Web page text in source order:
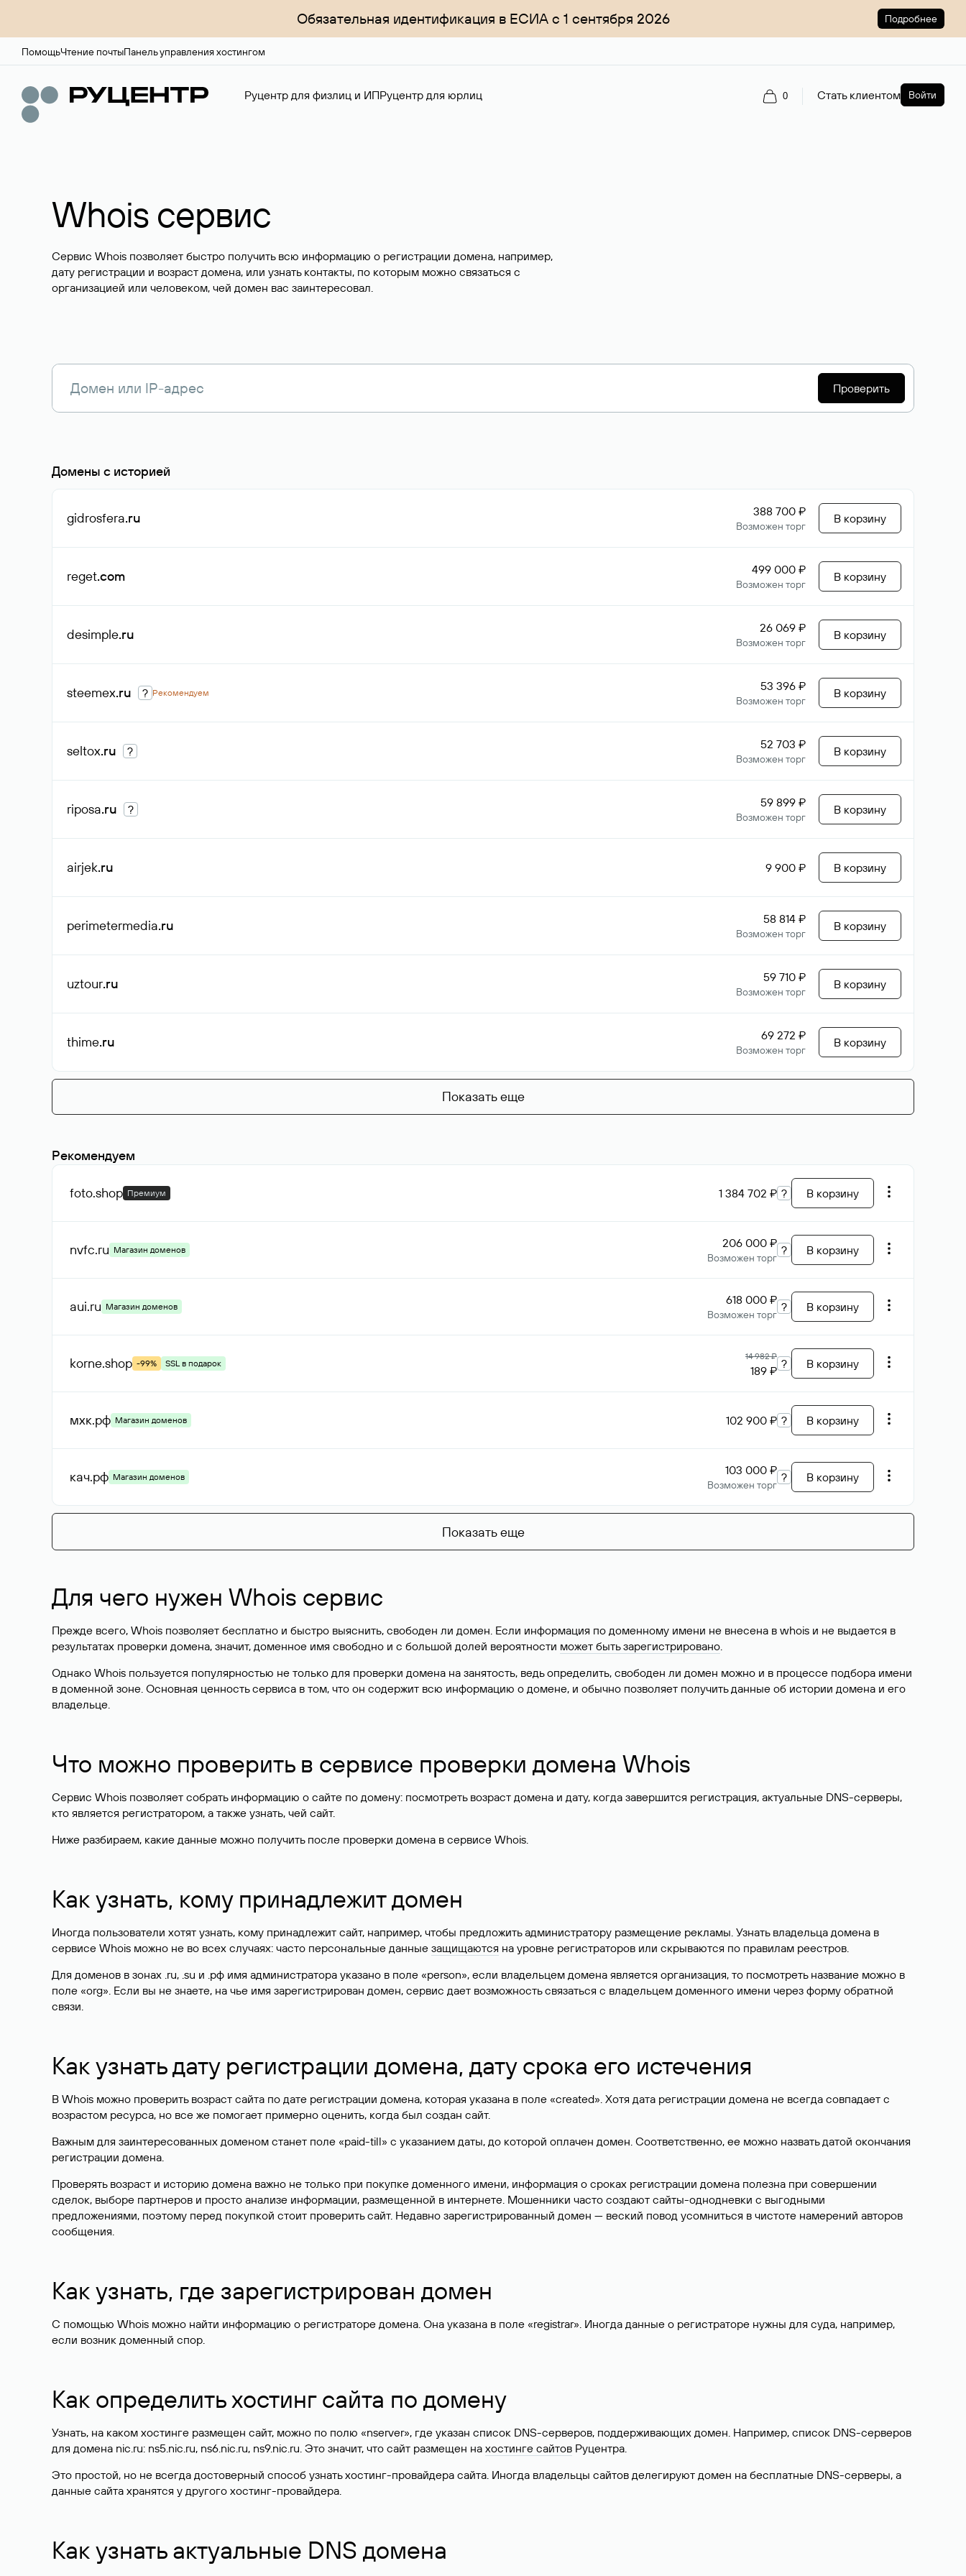
Обязательная идентификация в ЕСИА с 1 сентября 2026 Подробнее
ПомощьЧтение почтыПанель управления хостингом
Руцентр для физлиц и ИПРуцентр для юрлиц 0 Стать клиентом Войти
Whois сервис
Сервис Whois позволяет быстро получить всю информацию о регистрации домена, например,
дату регистрации и возраст домена, или узнать контакты, по которым можно связаться с
организацией или человеком, чей домен вас заинтересовал.
Проверить
Домены с историей
gidrosfera.ru 388 700 ₽
Возможен торг
В корзину
reget.com 499 000 ₽
Возможен торг
В корзину
desimple.ru 26 069 ₽
Возможен торг
В корзину
steemex.ru ? Рекомендуем 53 396 ₽
Возможен торг
В корзину
seltox.ru ? 52 703 ₽
Возможен торг
В корзину
riposa.ru ? 59 899 ₽
Возможен торг
В корзину
airjek.ru 9 900 ₽ В корзину
perimetermedia.ru 58 814 ₽
Возможен торг
В корзину
uztour.ru 59 710 ₽
Возможен торг
В корзину
thime.ru 69 272 ₽
Возможен торг
В корзину
Показать еще
Рекомендуем
foto.shop Премиум 1 384 702 ₽ ? В корзину
nvfc.ru Магазин доменов 206 000 ₽
Возможен торг
? В корзину
aui.ru Магазин доменов 618 000 ₽
Возможен торг
? В корзину
korne.shop -99% SSL в подарок
14 982 ₽
189 ₽ ? В корзину
мхк.рф Магазин доменов 102 900 ₽ ? В корзину
кач.рф Магазин доменов 103 000 ₽
Возможен торг
? В корзину
Показать еще
Для чего нужен Whois сервис
Прежде всего, Whois позволяет бесплатно и быстро выяснить, свободен ли домен. Если информация по доменному имени не внесена в whois и не выдается в
результатах проверки домена, значит, доменное имя свободно и с большой долей вероятности может быть зарегистрировано.
Однако Whois пользуется популярностью не только для проверки домена на занятость, ведь определить, свободен ли домен можно и в процессе подбора имени
в доменной зоне. Основная ценность сервиса в том, что он содержит всю информацию о домене, и обычно позволяет получить данные об истории домена и его
владельце.
Что можно проверить в сервисе проверки домена Whois
Сервис Whois позволяет собрать информацию о сайте по домену: посмотреть возраст домена и дату, когда завершится регистрация, актуальные DNS-серверы,
кто является регистратором, а также узнать, чей сайт.
Ниже разбираем, какие данные можно получить после проверки домена в сервисе Whois.
Как узнать, кому принадлежит домен
Иногда пользователи хотят узнать, кому принадлежит сайт, например, чтобы предложить администратору размещение рекламы. Узнать владельца домена в
сервисе Whois можно не во всех случаях: часто персональные данные защищаются на уровне регистраторов или скрываются по правилам реестров.
Для доменов в зонах .ru, .su и .рф имя администратора указано в поле «person», если владельцем домена является организация, то посмотреть название можно в
поле «org». Если вы не знаете, на чье имя зарегистрирован домен, сервис дает возможность связаться с владельцем доменного имени через форму обратной
связи.
Как узнать дату регистрации домена, дату срока его истечения
В Whois можно проверить возраст сайта по дате регистрации домена, которая указана в поле «created». Хотя дата регистрации домена не всегда совпадает с
возрастом ресурса, но все же помогает примерно оценить, когда был создан сайт.
Важным для заинтересованных доменом станет поле «paid-till» с указанием даты, до которой оплачен домен. Соответственно, ее можно назвать датой окончания
регистрации домена.
Проверять возраст и историю домена важно не только при покупке доменного имени, информация о сроках регистрации домена полезна при совершении
сделок, выборе партнеров и просто анализе информации, размещенной в интернете. Мошенники часто создают сайты-однодневки с выгодными
предложениями, поэтому перед покупкой стоит проверить сайт. Недавно зарегистрированный домен — веский повод усомниться в чистоте намерений авторов
сообщения.
Как узнать, где зарегистрирован домен
С помощью Whois можно найти информацию о регистраторе домена. Она указана в поле «registrar». Иногда данные о регистраторе нужны для суда, например,
если возник доменный спор.
Как определить хостинг сайта по домену
Узнать, на каком хостинге размещен сайт, можно по полю «nserver», где указан список DNS-серверов, поддерживающих домен. Например, список DNS-серверов
для домена nic.ru: ns5.nic.ru, ns6.nic.ru, ns9.nic.ru. Это значит, что сайт размещен на хостинге сайтов Руцентра.
Это простой, но не всегда достоверный способ узнать хостинг-провайдера сайта. Иногда владельцы сайтов делегируют домен на бесплатные DNS-серверы, а
данные сайта хранятся у другого хостинг-провайдера.
Как узнать актуальные DNS домена